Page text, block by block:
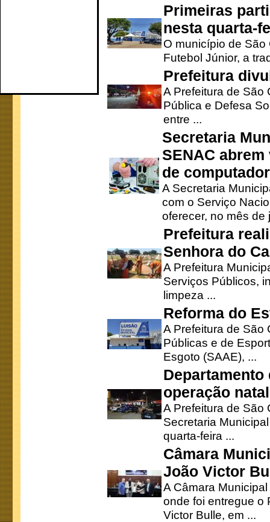
Primeiras
nesta quarta-
O município de
Futebol Júnior, a
Prefeitura
A Prefeitura de São
Pública e Defesa
entre ...
Secretaria
SENAC
de
A Secretaria
com o Serviço
oferecer, no mês de
Prefeitura
Senhora do
A Prefeitura
Serviços Públicos,
limpeza ...
Reforma do
A Prefeitura de São
Públicas e de
Esgoto (SAAE), ...
operação
A Prefeitura de São
Secretaria
quarta-feira ...
Câmara
João Victor
A Câmara
onde foi entregue o
Victor Bulle, em ...